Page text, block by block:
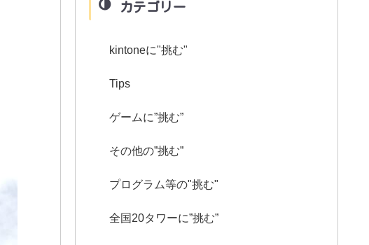
カテゴリー
kintoneに"挑む"
Tips
ゲームに”挑む”
その他の”挑む”
プログラム等の"挑む"
全国20タワーに”挑む”